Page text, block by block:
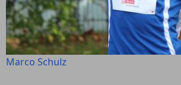
Marco Schulz